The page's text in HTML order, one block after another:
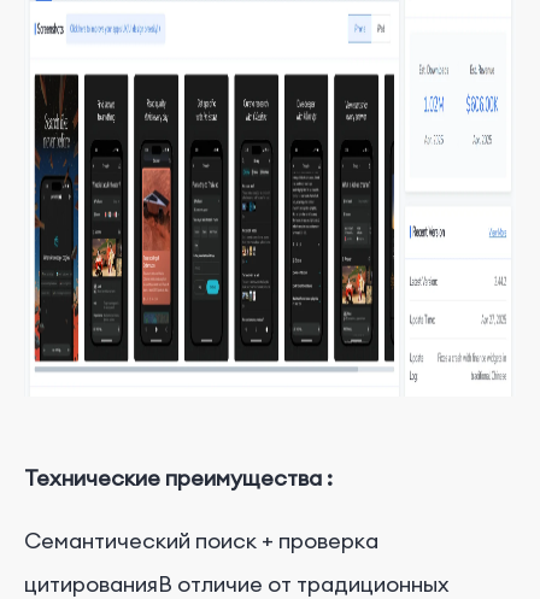
Технические преимущества :
Семантический поиск + проверка
цитированияВ отличие от традиционных